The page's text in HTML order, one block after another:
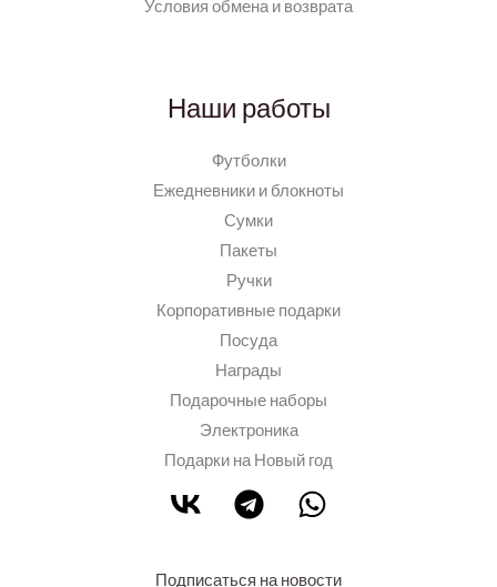
Условия обмена и возврата
Наши работы
Футболки
Ежедневники и блокноты
Сумки
Пакеты
Ручки
Корпоративные подарки
Посуда
Награды
Подарочные наборы
Электроника
Подарки на Новый год
Подписаться на новости